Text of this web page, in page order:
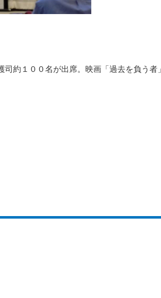
約１００名が出席。映画「過去を負う者